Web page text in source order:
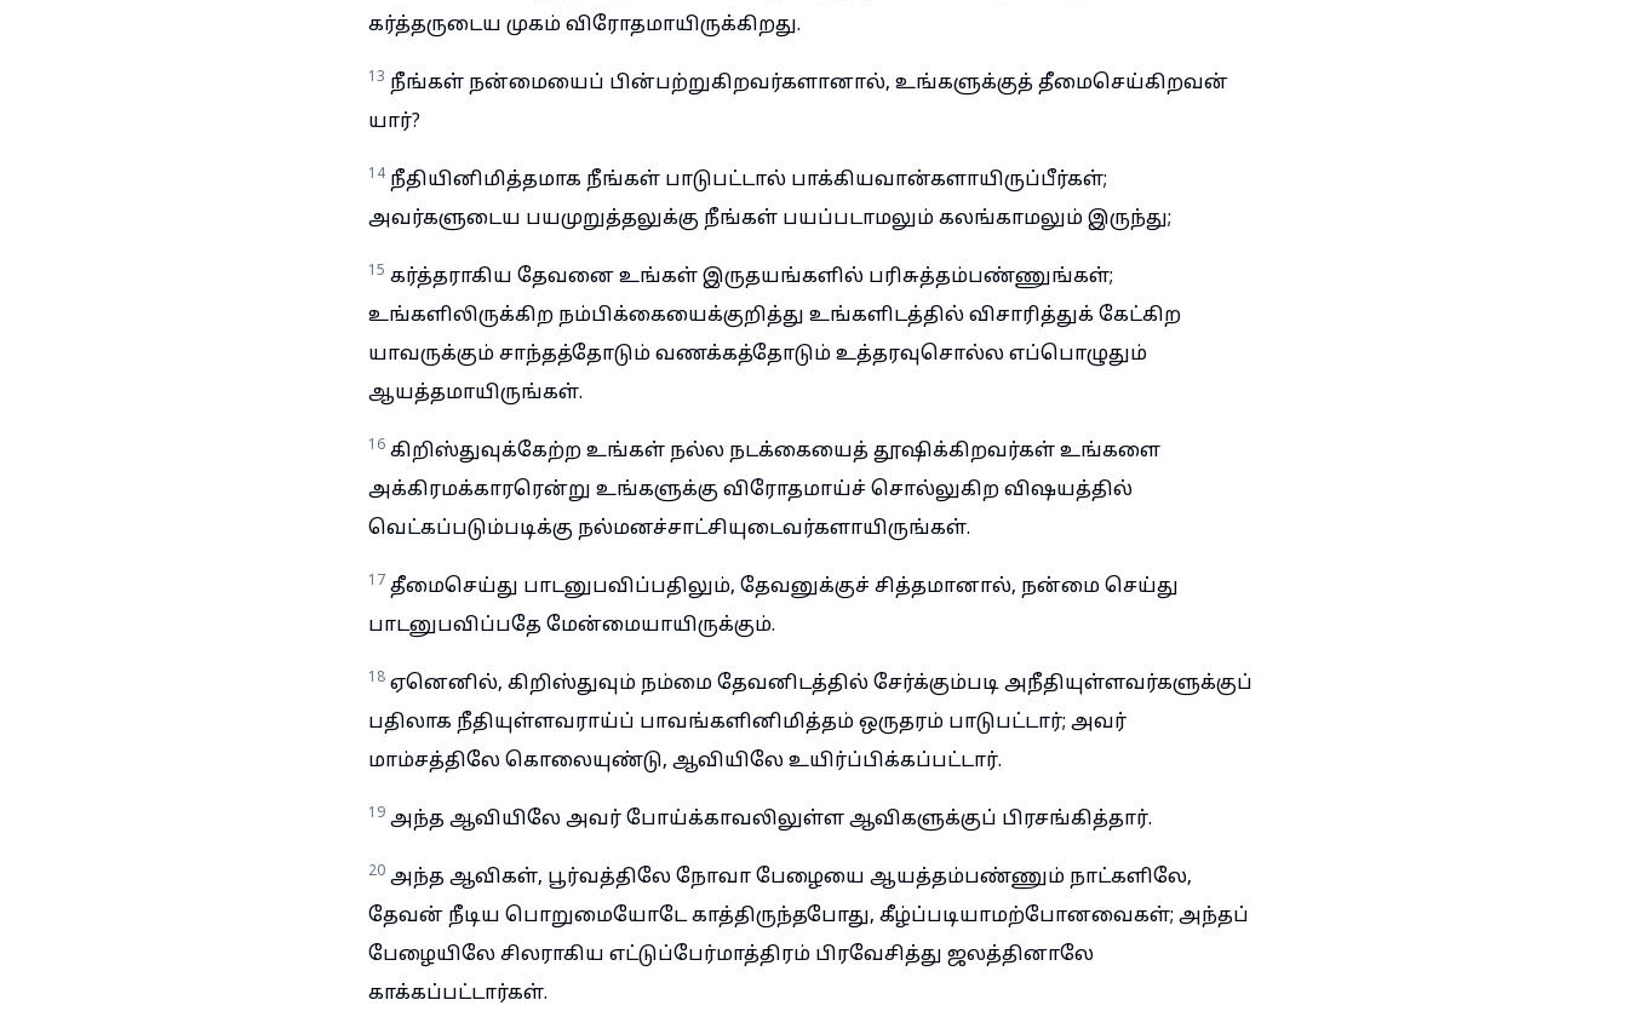
கர்த்தருடைய முகம் விரோதமாயிருக்கிறது.
13 நீங்கள் நன்மையைப் பின்பற்றுகிறவர்களானால், உங்களுக்குத் தீமைசெய்கிறவன்
யார்?
14 நீதியினிமித்தமாக நீங்கள் பாடுபட்டால் பாக்கியவான்களாயிருப்பீர்கள்;
அவர்களுடைய பயமுறுத்தலுக்கு நீங்கள் பயப்படாமலும் கலங்காமலும் இருந்து;
15 கர்த்தராகிய தேவனை உங்கள் இருதயங்களில் பரிசுத்தம்பண்ணுங்கள்;
உங்களிலிருக்கிற நம்பிக்கையைக்குறித்து உங்களிடத்தில் விசாரித்துக் கேட்கிற
யாவருக்கும் சாந்தத்தோடும் வணக்கத்தோடும் உத்தரவுசொல்ல எப்பொழுதும்
ஆயத்தமாயிருங்கள்.
16 கிறிஸ்துவுக்கேற்ற உங்கள் நல்ல நடக்கையைத் தூஷிக்கிறவர்கள் உங்களை
அக்கிரமக்காரரென்று உங்களுக்கு விரோதமாய்ச் சொல்லுகிற விஷயத்தில்
வெட்கப்படும்படிக்கு நல்மனச்சாட்சியுடைவர்களாயிருங்கள்.
17 தீமைசெய்து பாடனுபவிப்பதிலும், தேவனுக்குச் சித்தமானால், நன்மை செய்து
பாடனுபவிப்பதே மேன்மையாயிருக்கும்.
18 ஏனெனில், கிறிஸ்துவும் நம்மை தேவனிடத்தில் சேர்க்கும்படி அநீதியுள்ளவர்களுக்குப்
பதிலாக நீதியுள்ளவராய்ப் பாவங்களினிமித்தம் ஒருதரம் பாடுபட்டார்; அவர்
மாம்சத்திலே கொலையுண்டு, ஆவியிலே உயிர்ப்பிக்கப்பட்டார்.
19 அந்த ஆவியிலே அவர் போய்க்காவலிலுள்ள ஆவிகளுக்குப் பிரசங்கித்தார்.
20 அந்த ஆவிகள், பூர்வத்திலே நோவா பேழையை ஆயத்தம்பண்ணும் நாட்களிலே,
தேவன் நீடிய பொறுமையோடே காத்திருந்தபோது, கீழ்ப்படியாமற்போனவைகள்; அந்தப்
பேழையிலே சிலராகிய எட்டுப்பேர்மாத்திரம் பிரவேசித்து ஜலத்தினாலே
காக்கப்பட்டார்கள்.